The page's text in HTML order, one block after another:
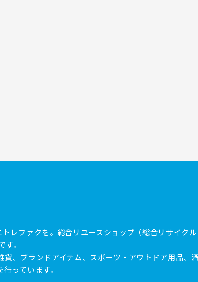
レファクを。総合リユースショップ（総合リサイク
。
貨、ブランドアイテム、スポーツ・アウトドア用品、
っています。